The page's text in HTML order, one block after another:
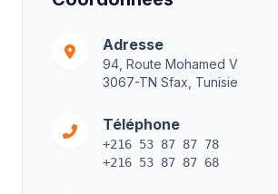
Adresse
94, Route Mohamed V
3067-TN Sfax, Tunisie
Téléphone
+216 53 87 87 78
+216 53 87 87 68